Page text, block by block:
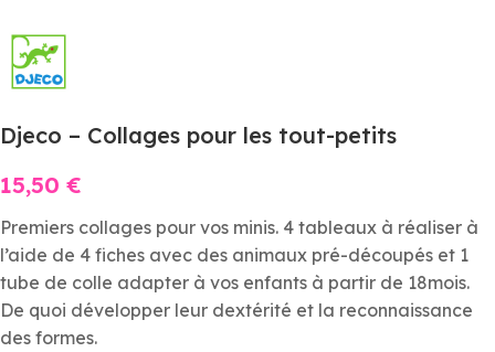
Djeco – Collages pour les tout-petits
15,50 €
Premiers collages pour vos minis. 4 tableaux à réaliser à
l’aide de 4 fiches avec des animaux pré-découpés et 1
tube de colle adapter à vos enfants à partir de 18mois.
De quoi développer leur dextérité et la reconnaissance
des formes.